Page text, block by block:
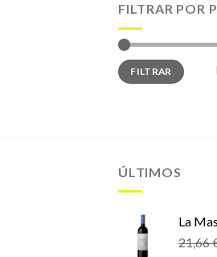
FILTRAR POR
Precio
mínimo
Precio
máximo
FILTRAR
ÚLTIMOS
La
21,66